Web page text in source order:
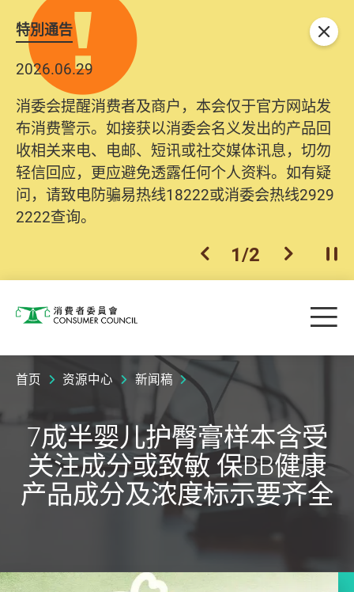
特別通告
2026.06.29
消委会提醒消费者及商户，本会仅于官方网站发
布消费警示。如接获以消委会名义发出的产品回
收相关来电、电邮、短讯或社交媒体讯息，切勿
轻信回应，更应避免透露任何个人资料。如有疑
问，请致电防骗易热线18222或消委会热线2929
2222查询。
上一个
1/2 下一个开
关闭
消费者委员会 目
首页 资源中心 新闻稿
7成半婴儿护臀膏样本含受
关注成分或致敏 保BB健康
产品成分及浓度标示要齐全